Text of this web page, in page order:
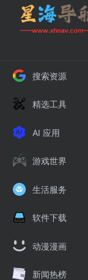
搜索资源
精选工具
AI 应用
游戏世界
生活服务
软件下载
动漫漫画
新闻热榜